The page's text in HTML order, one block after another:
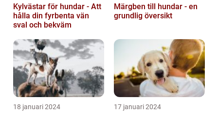
Kylvästar för hundar - Att
hålla din fyrbenta vän
sval och bekväm
Märgben till hundar - en
grundlig översikt
18 januari 2024 17 januari 2024